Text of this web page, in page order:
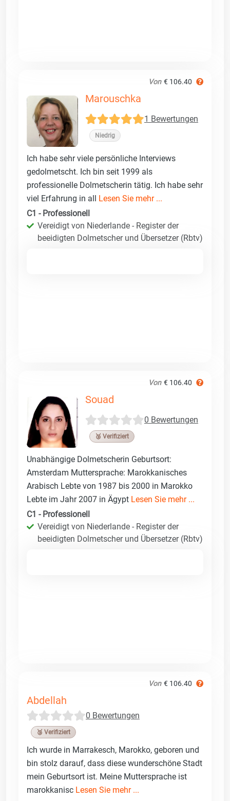
Von € 106.40
Marouschka
1 Bewertungen
Niedrig
Ich habe sehr viele persönliche Interviews
gedolmetscht. Ich bin seit 1999 als
professionelle Dolmetscherin tätig. Ich habe sehr
viel Erfahrung in all Lesen Sie mehr ...
C1 - Professionell
Vereidigt von Niederlande - Register der
beeidigten Dolmetscher und Übersetzer (Rbtv)
Von € 106.40
Souad
0 Bewertungen
🥉 Verifiziert
Unabhängige Dolmetscherin Geburtsort:
Amsterdam Muttersprache: Marokkanisches
Arabisch Lebte von 1987 bis 2000 in Marokko
Lebte im Jahr 2007 in Ägypt Lesen Sie mehr ...
C1 - Professionell
Vereidigt von Niederlande - Register der
beeidigten Dolmetscher und Übersetzer (Rbtv)
Von € 106.40
Abdellah
0 Bewertungen
🥉 Verifiziert
Ich wurde in Marrakesch, Marokko, geboren und
bin stolz darauf, dass diese wunderschöne Stadt
mein Geburtsort ist. Meine Muttersprache ist
marokkanisc Lesen Sie mehr ...